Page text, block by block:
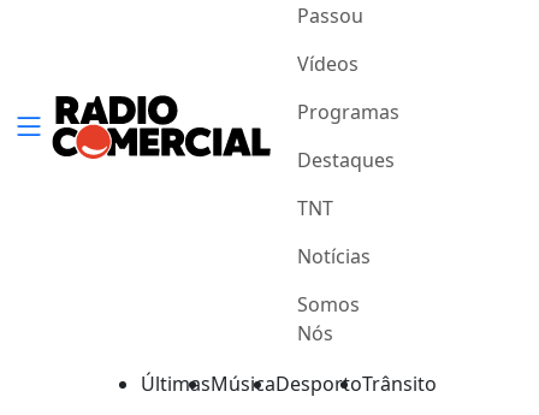
Passou
Vídeos
Programas
Destaques
TNT
Notícias
Somos
Nós
ÚltimasMúsicaDesportoTrânsito